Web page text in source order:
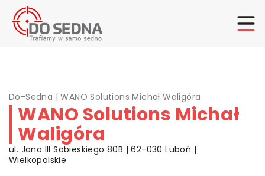
Do-Sedna |WANO Solutions Michał Waligóra
WANO Solutions Michał
Waligóra
ul. Jana III Sobieskiego 80B | 62-030 Luboń |
Wielkopolskie